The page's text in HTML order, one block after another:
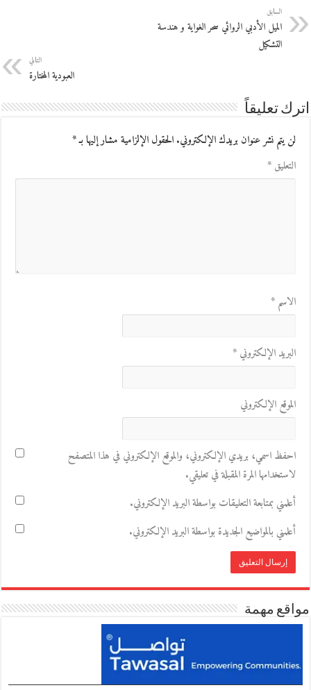
السابق
الميل الأدبي الروائي سحر الغواية و هندسة
التشكيل
التالي
العبودية المختارة
اترك تعليقاً
لن يتم نشر عنوان بريدك الإلكتروني.الحقول الإلزامية مشار إليها بـ*
التعليق*
الاسم*
البريد الإلكتروني*
الموقع الإلكتروني
احفظ اسمي، بريدي الإلكتروني، والموقع الإلكتروني في هذا المتصفح
لاستخدامها المرة المقبلة في تعليقي.
أعلمني بمتابعة التعليقات بواسطة البريد الإلكتروني.
أعلمني بالمواضيع الجديدة بواسطة البريد الإلكتروني.
مواقع مهمة